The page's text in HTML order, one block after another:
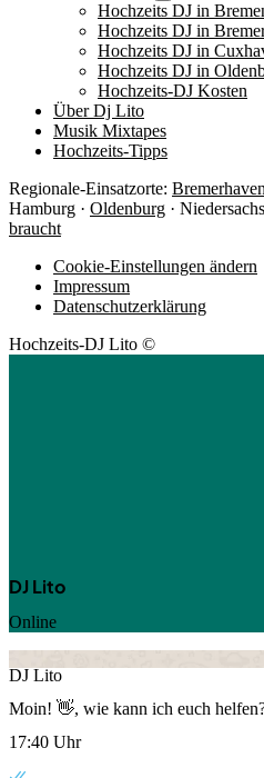
Hochzeits DJ in
Hochzeits DJ in
Hochzeits DJ in
Hochzeits DJ in
Hochzeits-DJ Kosten
Über Dj Lito
Musik Mixtapes
Hochzeits-Tipps
Regionale-Einsatzorte:
Hamburg · Oldenburg ·
braucht
Cookie-Einstellungen ändern
Impressum
Datenschutzerklärung
Hochzeits-DJ Lito ©
DJ Lito
Online
DJ Lito
Moin! 👋, wie kann ich euch
17:40 Uhr